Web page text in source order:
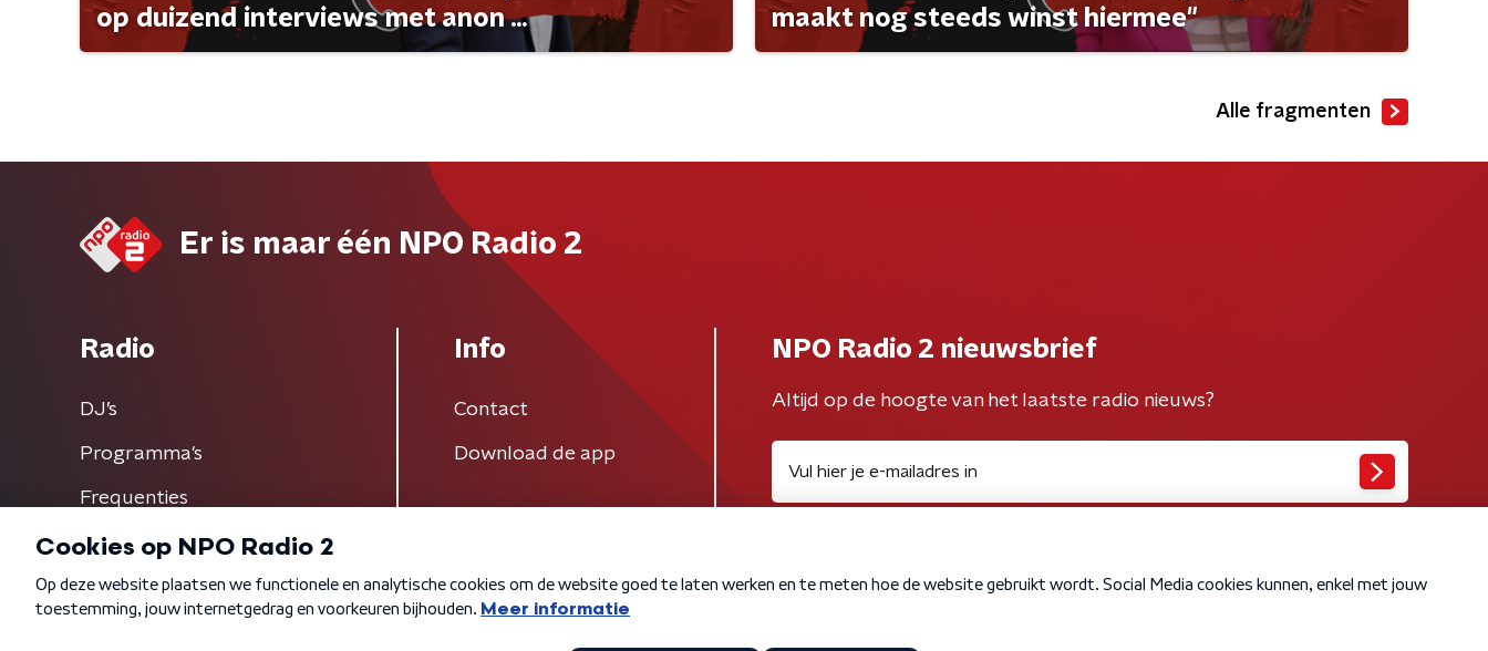
op duizend interviews met anon ...
maakt nog steeds winst hiermee"
Alle fragmenten
Er is maar één NPO Radio 2
Radio
DJ’s
Programma's
Frequenties
Info
Contact
Download de app
NPO Radio 2 nieuwsbrief
Altijd op de hoogte van het laatste radio nieuws?
Algemene voorwaarden Privacybeleid